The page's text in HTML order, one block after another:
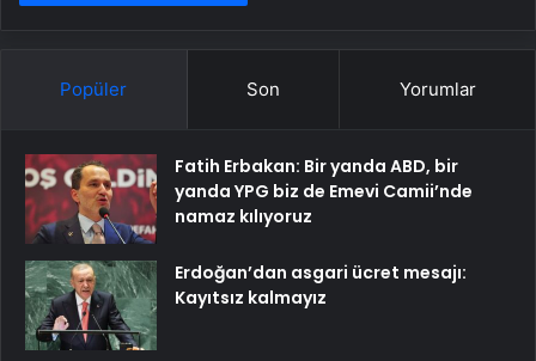
Popüler Son Yorumlar
Fatih Erbakan: Bir yanda ABD, bir
yanda YPG biz de Emevi Camii’nde
namaz kılıyoruz
Erdoğan’dan asgari ücret mesajı:
Kayıtsız kalmayız